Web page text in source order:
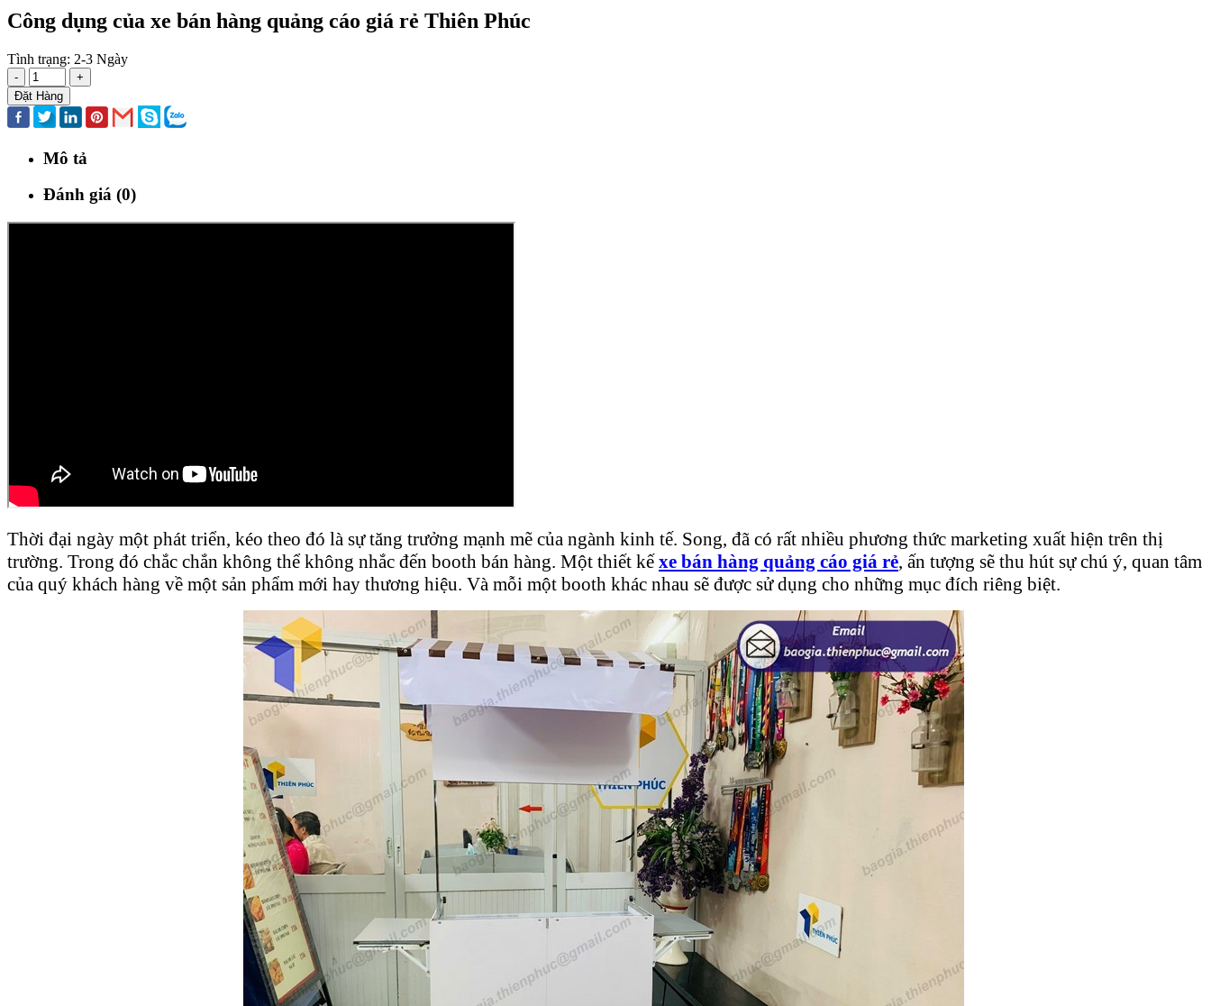
Công dụng của xe bán hàng quảng cáo giá rẻ Thiên Phúc
Tình trạng: 2-3 Ngày
-
+
Đặt Hàng
Mô tả
Đánh giá (0)
Thời đại ngày một phát triển, kéo theo đó là sự tăng trưởng mạnh mẽ của ngành kinh tế. Song, đã có rất nhiều phương thức marketing xuất hiện trên thị
trường. Trong đó chắc chắn không thể không nhắc đến booth bán hàng. Một thiết kếxe bán hàng quảng cáo giá rẻ, ấn tượng sẽ thu hút sự chú ý, quan tâm
của quý khách hàng về một sản phẩm mới hay thương hiệu. Và mỗi một booth khác nhau sẽ được sử dụng cho những mục đích riêng biệt.